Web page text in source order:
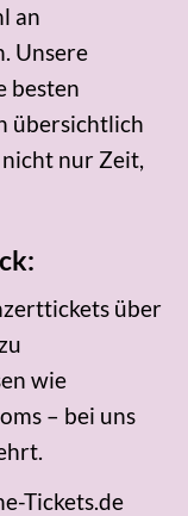
an
Unsere
besten
übersichtlich
nicht nur Zeit,
über
wie
– bei uns
Tickets.de